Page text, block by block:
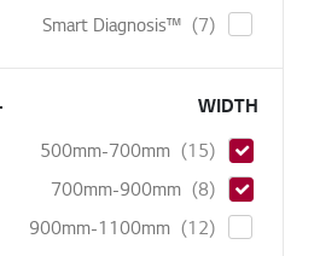
Smart Diagnosis™
7
items
WIDTH
500mm-700mm 15
items
700mm-900mm
8
items
900mm-1100mm
12
items